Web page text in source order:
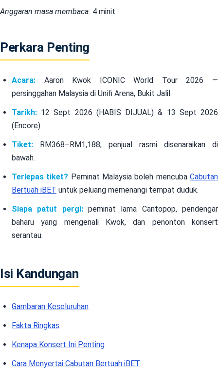
Anggaran masa membaca: 4 minit
Perkara Penting
Acara: Aaron Kwok ICONIC World Tour 2026 —
persinggahan Malaysia di Unifi Arena, Bukit Jalil.
Tarikh: 12 Sept 2026 (HABIS DIJUAL) & 13 Sept 2026
(Encore)
Tiket: RM368–RM1,188; penjual rasmi disenaraikan di
bawah.
Terlepas tiket? Peminat Malaysia boleh mencubaCabutan
Bertuah iBET untuk peluang memenangi tempat duduk.
Siapa patut pergi:peminat lama Cantopop, pendengar
baharu yang mengenali Kwok, dan penonton konsert
serantau.
Isi Kandungan
Gambaran Keseluruhan
Fakta Ringkas
Kenapa Konsert Ini Penting
Cara Menyertai Cabutan Bertuah iBET